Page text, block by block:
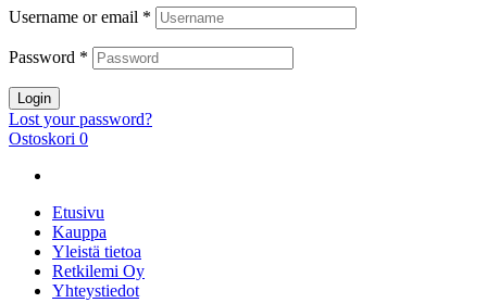
Username or email *
Password *
Login
Lost your password?
Ostoskori 0
Etusivu
Kauppa
Yleistä tietoa
Retkilemi Oy
Yhteystiedot